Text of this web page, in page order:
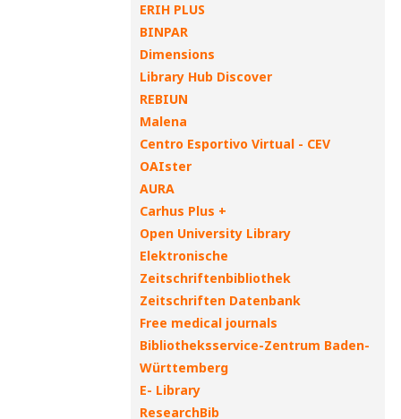
ERIH PLUS
BINPAR
Dimensions
Library Hub Discover
REBIUN
Malena
Centro Esportivo Virtual - CEV
OAIster
AURA
Carhus Plus +
Open University Library
Elektronische
Zeitschriftenbibliothek
Zeitschriften Datenbank
Free medical journals
Bibliotheksservice-Zentrum Baden-
Württemberg
E- Library
ResearchBib